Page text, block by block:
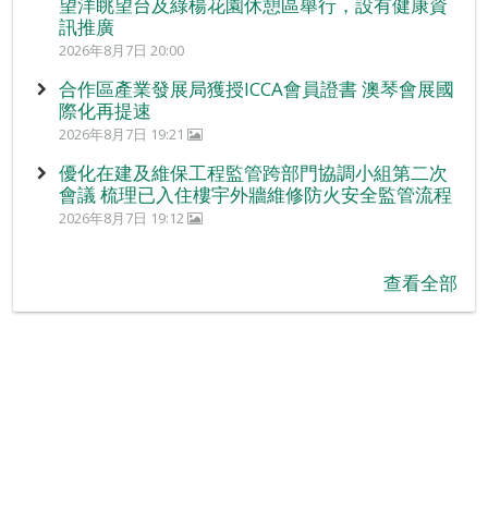
訊推廣
2026年8月7日 20:00
合作區產業發展局獲授ICCA會員證書 澳琴會展國
際化再提速
2026年8月7日 19:21
優化在建及維保工程監管跨部門協調小組第二次
會議 梳理已入住樓宇外牆維修防火安全監管流程
2026年8月7日 19:12
查看全部